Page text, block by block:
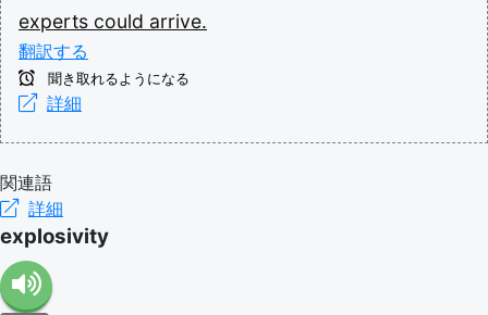
experts could arrive.
翻訳する
聞き取れるようになる
詳細
関連語
詳細
explosivity